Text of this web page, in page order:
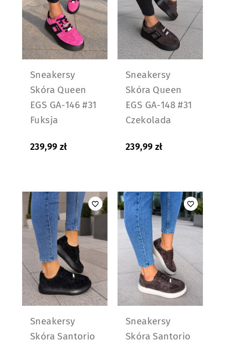
Sneakersy
Skóra Queen
EGS GA-146 #31
Fuksja
239,99 zł
Sneakersy
Skóra Queen
EGS GA-148 #31
Czekolada
239,99 zł
Sneakersy
Skóra Santorio
Sneakersy
Skóra Santorio